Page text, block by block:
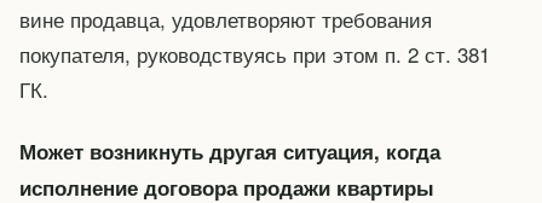
вине продавца, удовлетворяют требования
покупателя, руководствуясь при этом п. 2 ст. 381
ГК.
Может возникнуть другая ситуация, когда
исполнение договора продажи квартиры